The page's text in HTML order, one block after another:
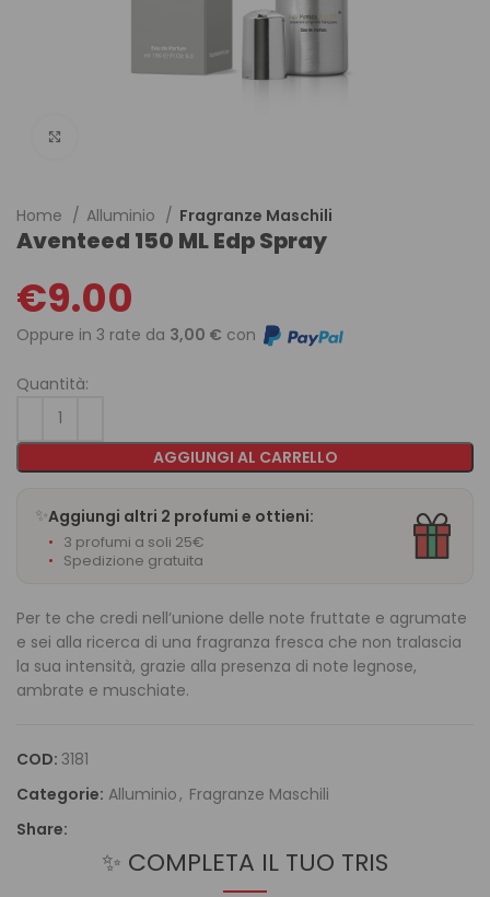
Home Alluminio Fragranze Maschili
Aventeed 150 ML Edp Spray
€9.00
Oppure in 3 rate da 3,00 € con
Quantità:
AGGIUNGI AL CARRELLO
✨Aggiungi altri 2 profumi e ottieni:
3 profumi a soli 25€
Spedizione gratuita
Per te che credi nell’unione delle note fruttate e agrumate
e sei alla ricerca di una fragranza fresca che non tralascia
la sua intensità, grazie alla presenza di note legnose,
ambrate e muschiate.
COD: 3181
Categorie: Alluminio, Fragranze Maschili
Share:
✨ COMPLETA IL TUO TRIS